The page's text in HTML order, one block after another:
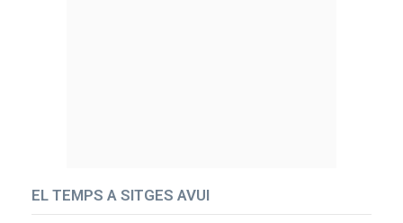
EL TEMPS A SITGES AVUI